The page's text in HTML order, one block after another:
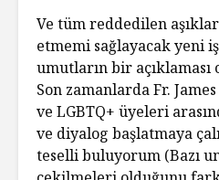
Ve tüm reddedilen
etmemi sağlayacak yeni
umutların bir açıklaması
Son zamanlarda Fr.
ve LGBTQ+ üyeleri
ve diyalog başlatmaya
teselli buluyorum (Bazı